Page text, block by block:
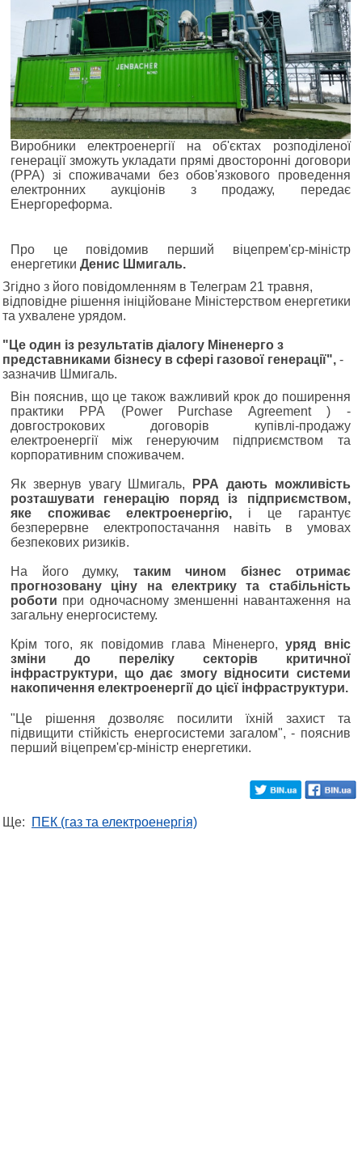
Виробники електроенергії на об'єктах розподіленої
генерації зможуть укладати прямі двосторонні договори
(РРА) зі споживачами без обов'язкового проведення
електронних аукціонів з продажу, передає
Енергореформа.
Про це повідомив перший віцепрем'єр-міністр
енергетики Денис Шмигаль.
Згідно з його повідомленням в Телеграм 21 травня,
відповідне рішення ініційоване Міністерством енергетики
та ухвалене урядом.
"Це один із результатів діалогу Міненерго з
представниками бізнесу в сфері газової генерації", -
зазначив Шмигаль.
Він пояснив, що це також важливий крок до поширення
практики РРА (Power Purchase Agreement ) -
довгострокових договорів купівлі-продажу
електроенергії між генеруючим підприємством та
корпоративним споживачем.
Як звернув увагу Шмигаль,
РРА дають можливість
розташувати генерацію поряд із підприємством,
яке споживає електроенергію, і це гарантує
безперервне електропостачання навіть в умовах
безпекових ризиків.
На його думку, таким чином бізнес отримає
прогнозовану ціну на електрику та стабільність
роботи при одночасному зменшенні навантаження на
загальну енергосистему.
Крім того, як повідомив глава Міненерго,уряд вніс
зміни до переліку секторів критичної
інфраструктури, що дає змогу відносити системи
накопичення електроенергії до цієї інфраструктури.
"Це рішення дозволяє посилити їхній захист та
підвищити стійкість енергосистеми загалом", - пояснив
перший віцепрем'єр-міністр енергетики.
Ще: ПЕК (газ та електроенергія)